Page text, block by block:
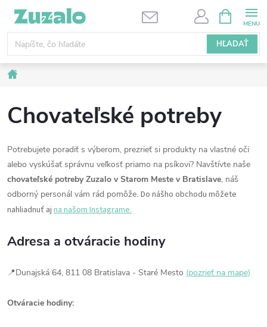
Prejsť
obsah
HĽADAŤ
KOŠÍK
Chovateľské potreby
Potrebujete poradiť s výberom, prezrieť si produkty na vlastné oči
alebo vyskúšať správnu veľkosť priamo na psíkovi? Navštívte naše
chovateľské potreby Zuzalo v Starom Meste v Bratislave, náš
odborný personál vám rád pomôže. Do nášho obchodu môžete
nahliadnuť aj na našom Instagrame.
Adresa a otváracie hodiny
📍Dunajská 64, 811 08 Bratislava - Staré Mesto (pozrieť na mape)
Otváracie hodiny: